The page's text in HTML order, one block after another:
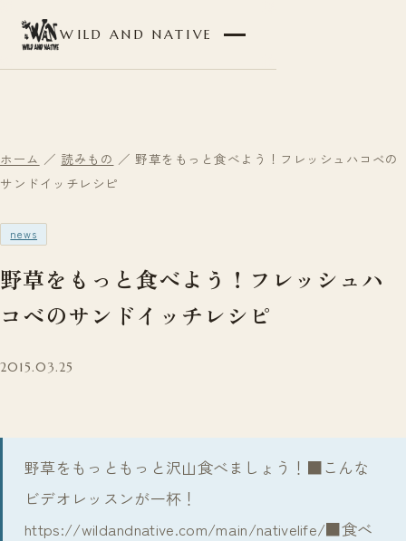
WILD AND NATIVE
ホーム ／ 読みもの ／ 野草をもっと食べよう！フレッシュハコベの
サンドイッチレシピ
news
野草をもっと食べよう！フレッシュハ
コベのサンドイッチレシピ
2015.03.25
野草をもっともっと沢山食べましょう！■こんな
ビデオレッスンが一杯！
https://wildandnative.com/main/nativelife/■食べ